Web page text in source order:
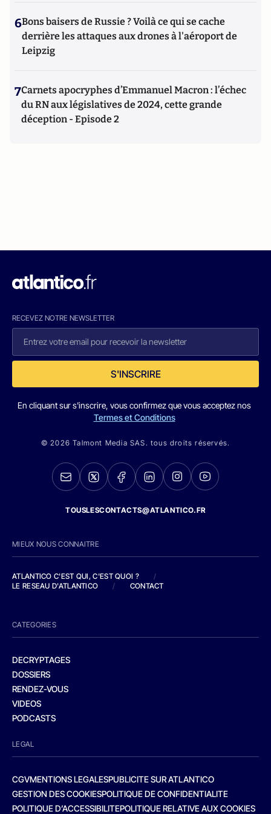
6Bons baisers de Russie ? Voilà ce qui se cache
derrière les attaques aux drones à l'aéroport de
Leipzig
7Carnets apocryphes d’Emmanuel Macron : l’échec
du RN aux législatives de 2024, cette grande
déception - Episode 2
RECEVEZ NOTRE NEWSLETTER
S'INSCRIRE
En cliquant sur s'inscrire, vous confirmez que vous acceptez nos
Termes et Conditions
© 2026 Talmont Media SAS. tous droits réservés.
TOUSLESCONTACTS@ATLANTICO.FR
MIEUX NOUS CONNAITRE
ATLANTICO C'EST QUI, C'EST QUOI ?
/
LE RESEAU D'ATLANTICO
/ CONTACT
CATEGORIES
DECRYPTAGES
DOSSIERS
RENDEZ-VOUS
VIDEOS
PODCASTS
LEGAL
CGVMENTIONS LEGALESPUBLICITE SUR ATLANTICO
GESTION DES COOKIESPOLITIQUE DE CONFIDENTIALITE
POLITIQUE D’ACCESSIBILITEPOLITIQUE RELATIVE AUX COOKIES